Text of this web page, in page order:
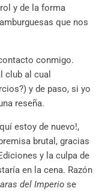
y de la forma
que nos
conmigo.
club al cual
y de paso, si yo
reseña.
estoy de nuevo!,
brutal, gracias
y la culpa de
en la cena. Razón
del Imperio se